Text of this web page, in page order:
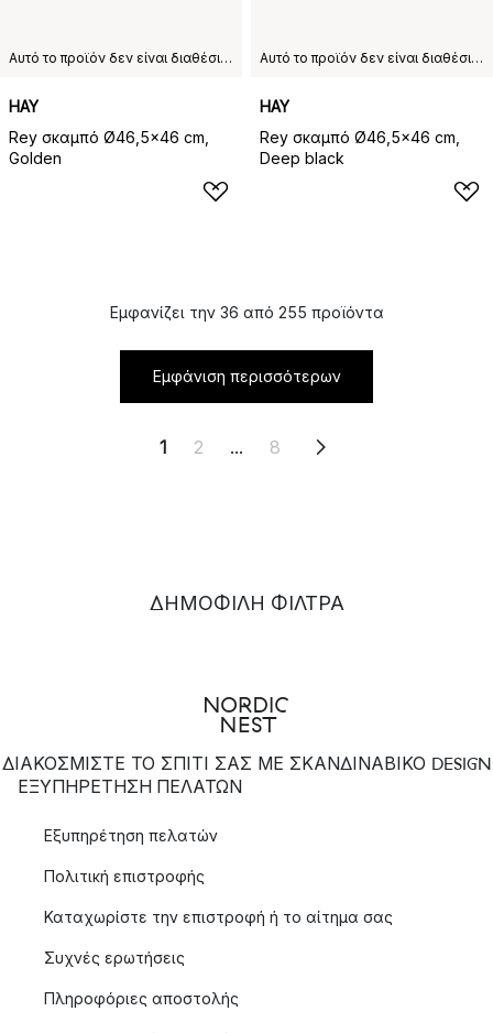
Αυτό το προϊόν δεν είναι διαθέσιμο στη χώρα παράδοσης που έχετε επιλέξει.
HAY
Rey σκαμπό Ø46,5x46 cm,
Golden
Αυτό το προϊόν δεν είναι διαθέσιμο στη χώρα παράδοσης που έχετε επιλέξει.
HAY
Rey σκαμπό Ø46,5x46 cm,
Deep black
Εμφανίζει την 36 από 255 προϊόντα
Εμφάνιση περισσότερων
1 2 ... 8
ΔΗΜΟΦΙΛΉ ΦΊΛΤΡΑ
ΔΙΑΚΟΣΜΙΣΤΕ ΤΟ ΣΠΙΤΙ ΣΑΣ ΜΕ ΣΚΑΝΔΙΝΑΒΙΚΟ DESIGN
ΕΞΥΠΗΡΈΤΗΣΗ ΠΕΛΑΤΏΝ
Εξυπηρέτηση πελατών
Πολιτική επιστροφής
Καταχωρίστε την επιστροφή ή το αίτημα σας
Συχνές ερωτήσεις
Πληροφόριες αποστολής